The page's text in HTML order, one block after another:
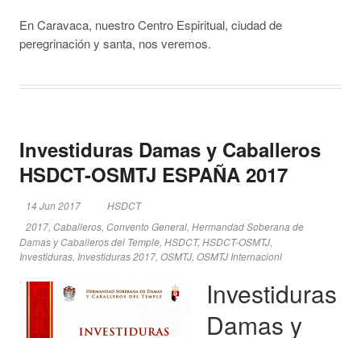
En Caravaca, nuestro Centro Espiritual, ciudad de
peregrinación y santa, nos veremos.
Investiduras Damas y Caballeros
HSDCT-OSMTJ ESPAÑA 2017
14 Jun 2017
HSDCT
2017, Caballeros, Convento General, Hermandad Soberana de
Damas y Caballeros del Temple, HSDCT,HSDCT-OSMTJ,
Investiduras, Investiduras 2017, OSMTJ, OSMTJ Internacionl
Investiduras
Damas y